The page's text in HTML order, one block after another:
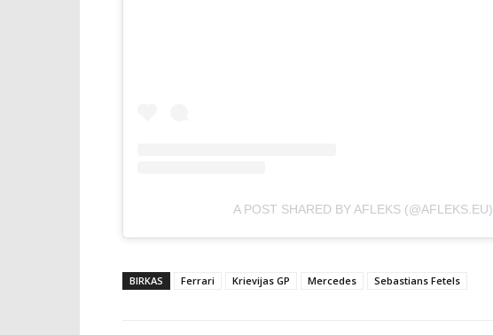
A POST SHARED BY AFLEKS (@AFLEKS.EU)
BIRKAS Ferrari Krievijas GP Mercedes Sebastians Fetels